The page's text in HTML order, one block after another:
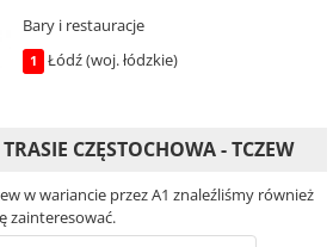
Bary i restauracje
1 Łódź (woj. łódzkie)
CZĘSTOCHOWA - TCZEW
w wariancie przez A1 znaleźliśmy również
zainteresować.